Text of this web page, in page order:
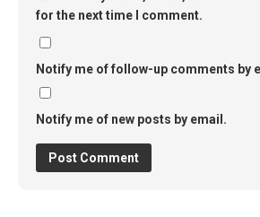
for the next time I comment.
Notify me of follow-up comments by
Notify me of new posts by email.